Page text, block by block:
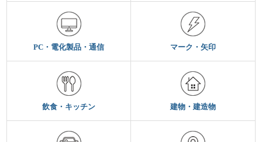
PC・電化製品・通信 マーク・矢印
飲食・キッチン 建物・建造物